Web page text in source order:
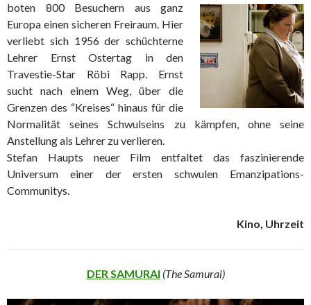
boten 800 Besuchern aus ganz
Europa einen sicheren Freiraum. Hier
verliebt sich 1956 der schüchterne
Lehrer Ernst Ostertag in den
Travestie-Star Röbi Rapp. Ernst
sucht nach einem Weg, über die
Grenzen des “Kreises“ hinaus für die
Normalität seines Schwulseins zu kämpfen, ohne seine
Anstellung als Lehrer zu verlieren.
Stefan Haupts neuer Film entfaltet das faszinierende
Universum einer der ersten schwulen Emanzipations-
Communitys.
Kino, Uhrzeit
DER SAMURAI (The Samurai)